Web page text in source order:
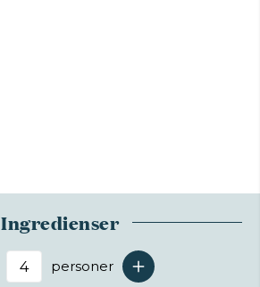
Ingredienser
Antal serveringer
personer